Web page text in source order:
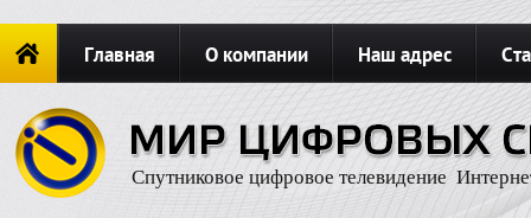
Главная О компании Наш адрес
Новости Карта сайта
Спутниковое цифровое телевидение